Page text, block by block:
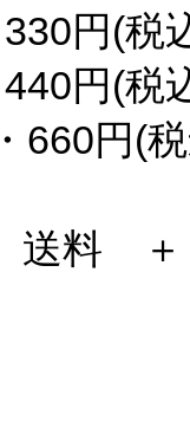
円(税
円(税
660円(
料 ＋